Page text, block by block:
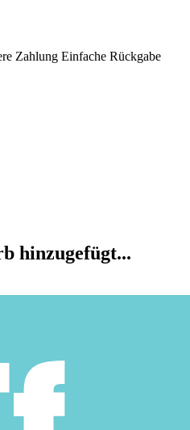
Zahlung Einfache Rückgabe
hinzugefügt...